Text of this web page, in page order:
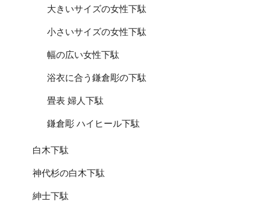
大きいサイズの女性下駄
小さいサイズの女性下駄
幅の広い女性下駄
浴衣に合う鎌倉彫の下駄
畳表 婦人下駄
鎌倉彫 ハイヒール下駄
白木下駄
神代杉の白木下駄
紳士下駄